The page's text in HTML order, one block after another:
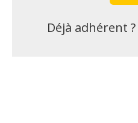
Déjà adhérent ?